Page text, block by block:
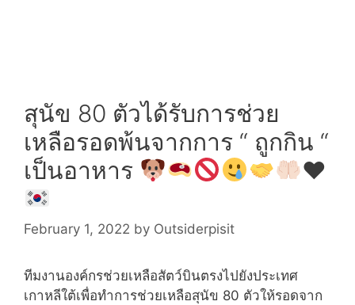
สุนัข 80 ตัวได้รับการช่วย
เหลือรอดพ้นจากการ “ ถูกกิน “
เป็นอาหาร
♥️
February 1, 2022 by Outsiderpisit
ทีมงานองค์กรช่วยเหลือสัตว์บินตรงไปยังประเทศ
เกาหลีใต้เพื่อทำการช่วยเหลือสุนัข 80 ตัวให้รอดจาก